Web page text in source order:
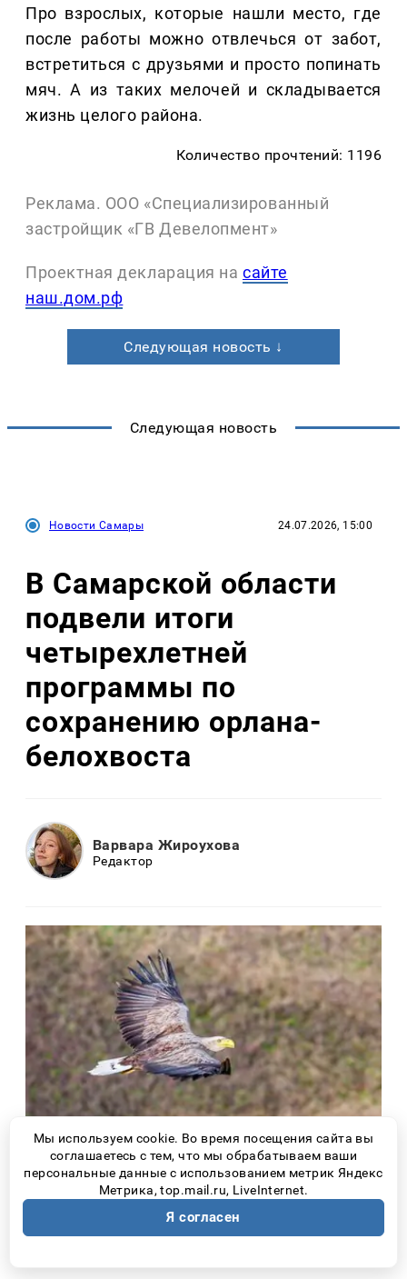
Про взрослых, которые нашли место, где
после работы можно отвлечься от забот,
встретиться с друзьями и просто попинать
мяч. А из таких мелочей и складывается
жизнь целого района.
Количество прочтений: 1196
Реклама. ООО «Специализированный
застройщик «ГВ Девелопмент»
Проектная декларация на сайте
наш.дом.рф
Следующая новость ↓
Следующая новость
Новости Самары 24.07.2026, 15:00
В Самарской области
подвели итоги
четырехлетней
программы по
сохранению орлана-
белохвоста
Варвара Жироухова
Редактор
Орлан-белохвост легко узнаваем в небе
над Волгой. Размах его крыльев достигает
от 2 до 2,5 метров, длина тела
сантиметров, а вес–до 7 килограммов.
Мы используем cookie. Во время посещения сайта вы
соглашаетесь с тем, что мы обрабатываем ваши
персональные данные с использованием метрик Яндекс
Метрика, top.mail.ru, LiveInternet.
Я согласен